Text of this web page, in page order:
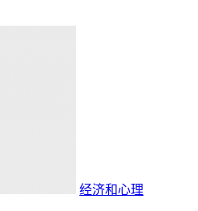
经济和心理